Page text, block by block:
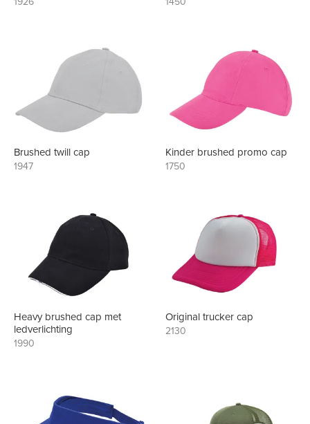
Brushed twill cap
1947
Kinder brushed promo cap
1750
Heavy brushed cap met
ledverlichting
1990
Original trucker cap
2130